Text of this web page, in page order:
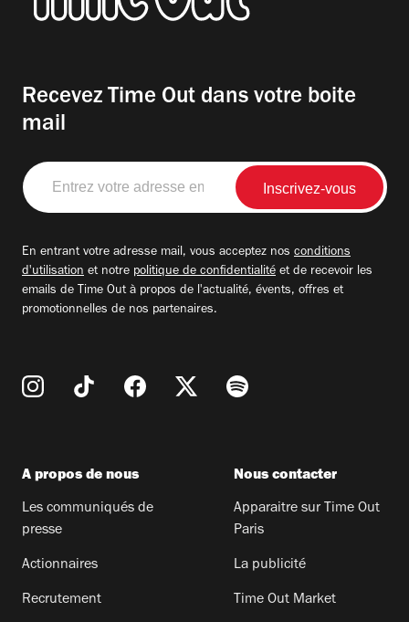
Recevez Time Out dans votre boite
mail
Entrez
votre
adresse
En entrant votre adresse mail, vous acceptez nos conditions
d'utilisation et notre politique de confidentialité et de recevoir les
emails de Time Out à propos de l'actualité, évents, offres et
promotionnelles de nos partenaires.
A propos de nous
Les communiqués de
presse
Actionnaires
Recrutement
Nous contacter
Apparaitre sur Time Out
Paris
La publicité
Time Out Market